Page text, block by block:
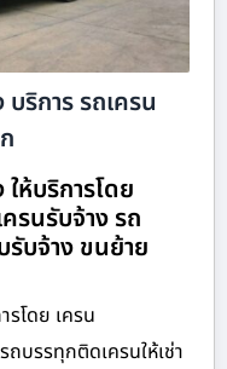
ริการ รถเครน
ห้บริการโดย
รนรับจ้าง รถ
รับจ้าง ขนย้าย
รโดย เครน
บรรทุกติดเครนให้เช่า